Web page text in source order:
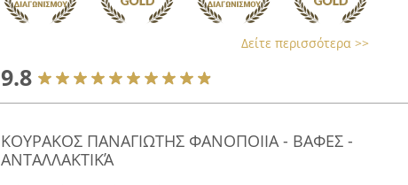
Δείτε περισσότερα >>
9.8
ΚΟΥΡΑΚΟΣ ΠΑΝΑΓΙΩΤΗΣ ΦΑΝΟΠΟΙΙΑ - ΒΑΦΕΣ -
ΑΝΤΑΛΛΑΚΤΙΚΆ